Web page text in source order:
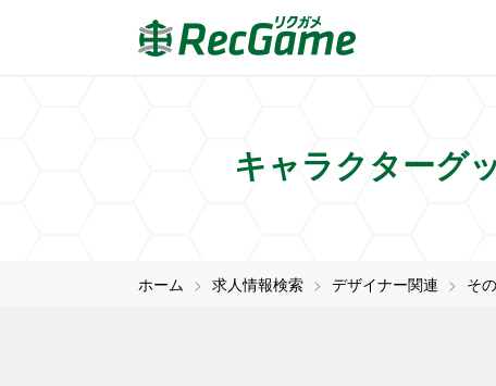
キャラクターグ
ホーム 求人情報検索 デザイナー関連 そ